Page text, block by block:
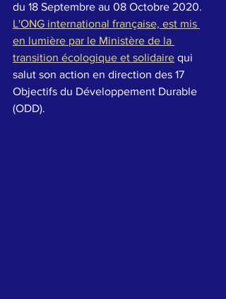
du 18 Septembre au 08 Octobre 2020.
L'ONG international française, est mis
en lumière par le Ministère de la
transition écologique et solidaire qui
salut son action en direction des 17
Objectifs du Développement Durable
(ODD).